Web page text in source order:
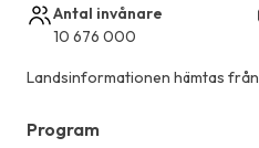
Program
Antal invånare
10 676 000
Landsinformationen hämtas från